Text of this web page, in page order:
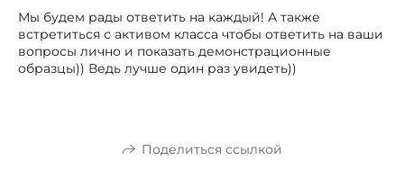
Мы будем рады ответить на каждый! А также
встретиться с активом класса чтобы ответить на ваши
вопросы лично и показать демонстрационные
образцы)) Ведь лучше один раз увидеть))
Поделиться ссылкой